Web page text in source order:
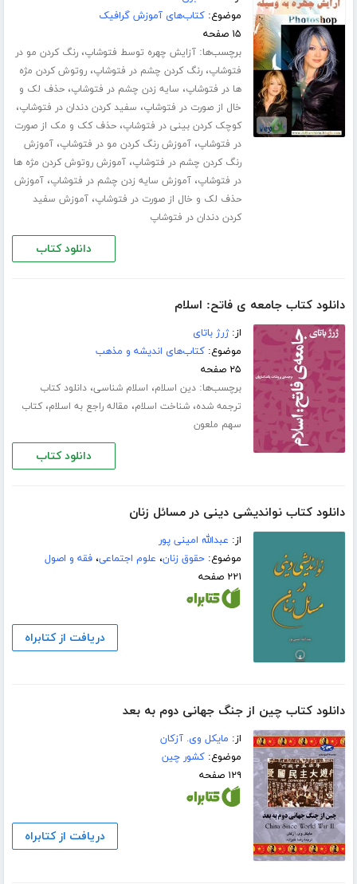
موضوع:کتاب‌های آموزش گرافیک
۱۵ صفحه
برچسب‌ها:آزایش چهره توسط فتوشاپ،رنگ کردن مو در
فتوشاپ،رنگ کردن چشم در فتوشاپ،روتوش کردن مژه
ها در فتوشاپ، سایه زدن چشم در فتوشاپ،حذف لک و
خال از صورت در فتوشاپ، سفید کردن دندان در فتوشاپ،
کوچک کردن بینی در فتوشاپ،حذف کک و مک از صورت
در فتوشاپ،آموزش رنگ کردن مو در فتوشاپ،آموزش
رنگ کردن چشم در فتوشاپ،آموزش روتوش کردن مژه ها
در فتوشاپ،آموزش سایه زدن چشم در فتوشاپ،آموزش
حذف لک و خال از صورت در فتوشاپ،آموزش سفید
کردن دندان در فتوشاپ
دانلود کتاب
دانلود کتاب جامعه ی فاتح: اسلام
از:ژرژ باتای
موضوع:کتاب‌های اندیشه و مذهب
۲۵ صفحه
برچسب‌ها:دین اسلام، اسلام شناسی،دانلود کتاب
ترجمه شده،شناخت اسلام، مقاله راجع به اسلام،کتاب
سهم ملعون
دانلود کتاب
دانلود کتاب نواندیشی دینی در مسائل زنان
از: عبدالله امینی پور
موضوع:حقوق زنان، علوم اجتماعی،فقه و اصول
۲۲۱ صفحه
دریافت از کتابراه
دانلود کتاب چین از جنگ جهانی دوم به بعد
از: مایکل وی. آزکان
موضوع:کشور چین
۱۲۹ صفحه
دریافت از کتابراه